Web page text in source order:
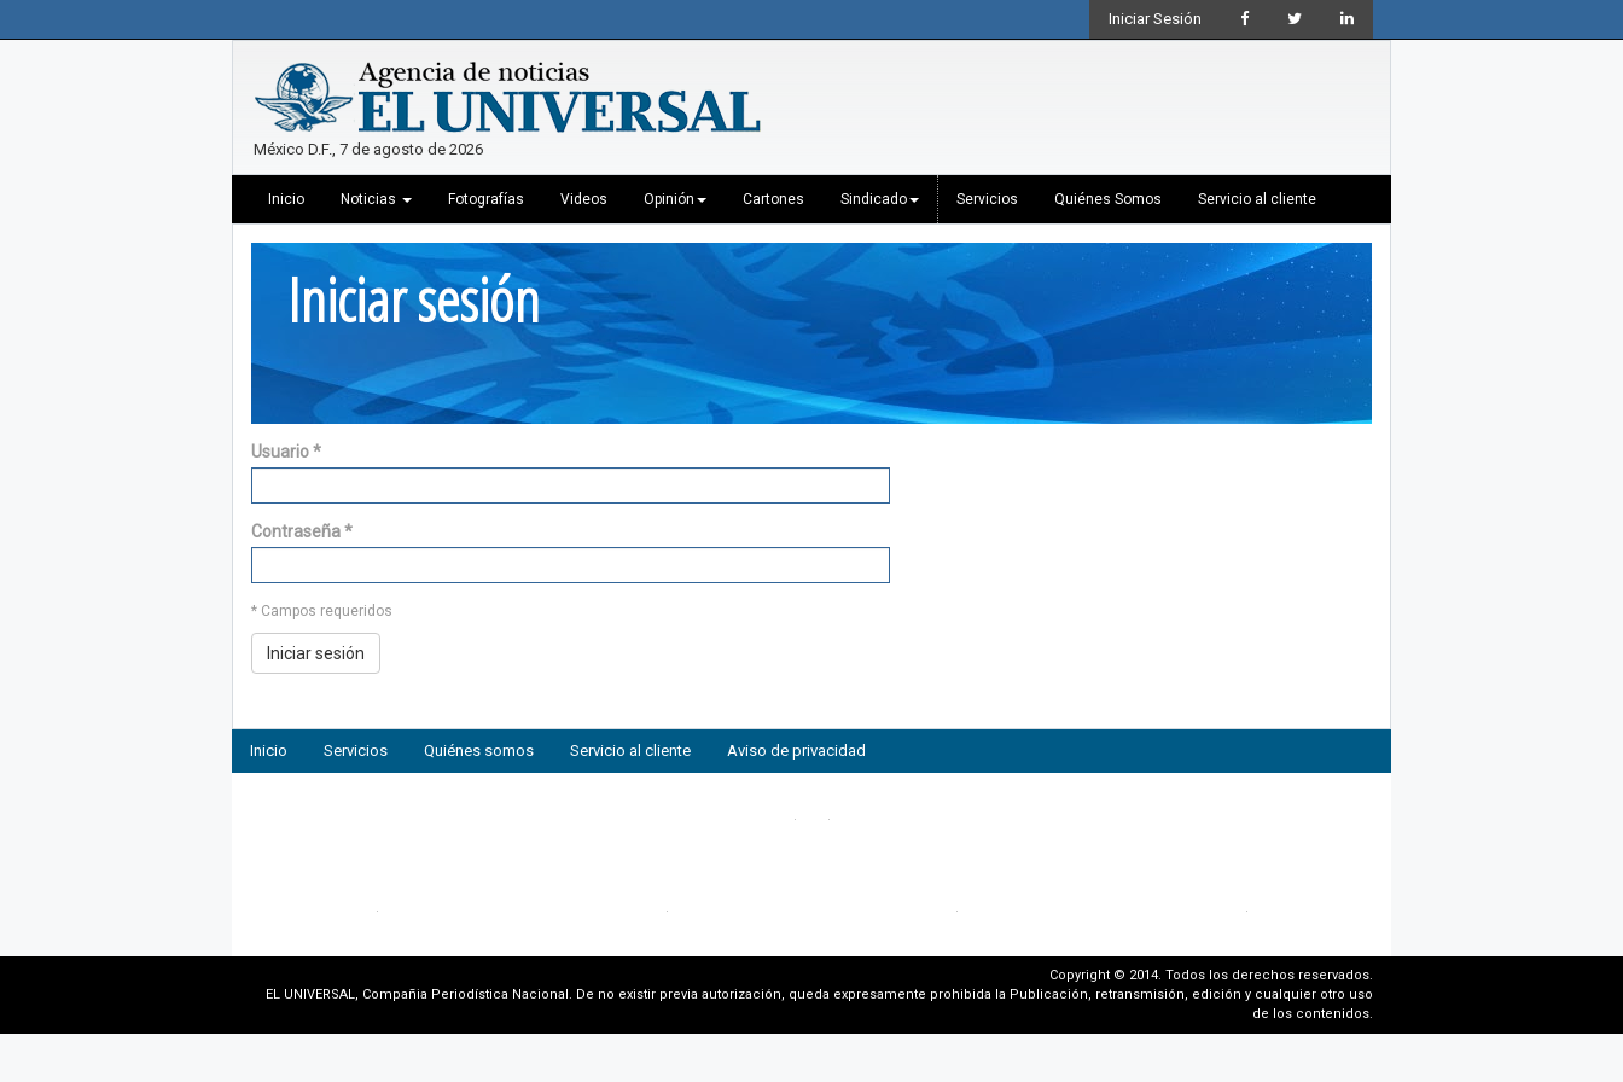
Iniciar Sesión
México D.F., 7 de agosto de 2026
Inicio Noticias Fotografías Videos Opinión Cartones Sindicado Servicios Quiénes Somos Servicio al cliente
Iniciar sesión
Usuario*
Contraseña*
* Campos requeridos
Inicio Servicios Quiénes somos Servicio al cliente Aviso de privacidad
Copyright © 2014. Todos los derechos reservados.
EL UNIVERSAL, Compañia Periodística Nacional. De no existir previa autorización, queda expresamente prohibida la Publicación, retransmisión, edición y cualquier otro uso
de los contenidos.